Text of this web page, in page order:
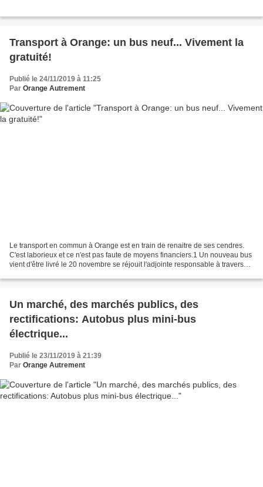
Transport à Orange: un bus neuf... Vivement la
gratuité!
Publié le 24/11/2019 à 11:25
Par Orange Autrement
Le transport en commun à Orange est en train de renaitre de ses cendres.
C'est laborieux et ce n'est pas faute de moyens financiers.1 Un nouveau bus
vient d'être livré le 20 novembre se réjouit l'adjointe responsable à travers
Un marché, des marchés publics, des
rectifications: Autobus plus mini-bus
électrique...
Publié le 23/11/2019 à 21:39
Par Orange Autrement